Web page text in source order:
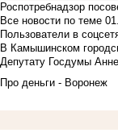
Роспотребнадзор
Все новости по теме
Пользователи в
В Камышинском
Депутату Госдумы
Про деньги - Воронеж